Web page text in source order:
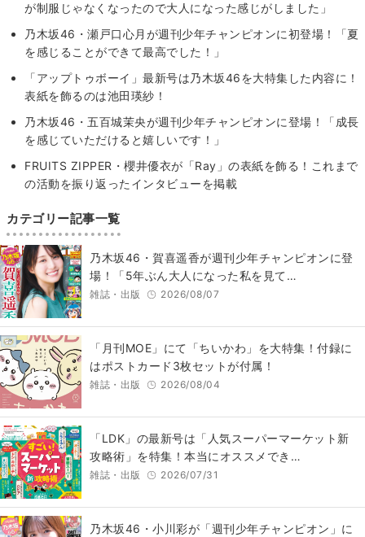
が制服じゃなくなったので大人になった感じがしました」
乃木坂46・瀬戸口心月が週刊少年チャンピオンに初登場！「夏
を感じることができて最高でした！」
「アップトゥボーイ」最新号は乃木坂46を大特集した内容に！
表紙を飾るのは池田瑛紗！
乃木坂46・五百城茉央が週刊少年チャンピオンに登場！「成長
を感じていただけると嬉しいです！」
FRUITS ZIPPER・櫻井優衣が「Ray」の表紙を飾る！これまで
の活動を振り返ったインタビューを掲載
カテゴリー記事一覧
乃木坂46・賀喜遥香が週刊少年チャンピオンに登
場！「5年ぶん大人になった私を見て…
雑誌・出版 2026/08/07
「月刊MOE」にて「ちいかわ」を大特集！付録に
はポストカード3枚セットが付属！
雑誌・出版 2026/08/04
「LDK」の最新号は「人気スーパーマーケット新
攻略術」を特集！本当にオススメでき…
雑誌・出版 2026/07/31
乃木坂46・小川彩が「週刊少年チャンピオン」に